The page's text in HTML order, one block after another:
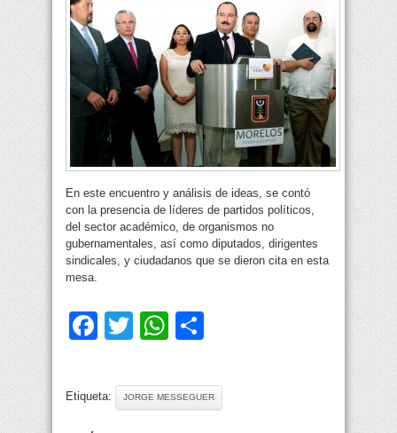
En este encuentro y análisis de ideas, se contó
con la presencia de líderes de partidos políticos,
del sector académico, de organismos no
gubernamentales, así como diputados, dirigentes
sindicales, y ciudadanos que se dieron cita en esta
mesa.
Facebook
TwitterWhatsApp
Etiqueta: JORGE MESSEGUER